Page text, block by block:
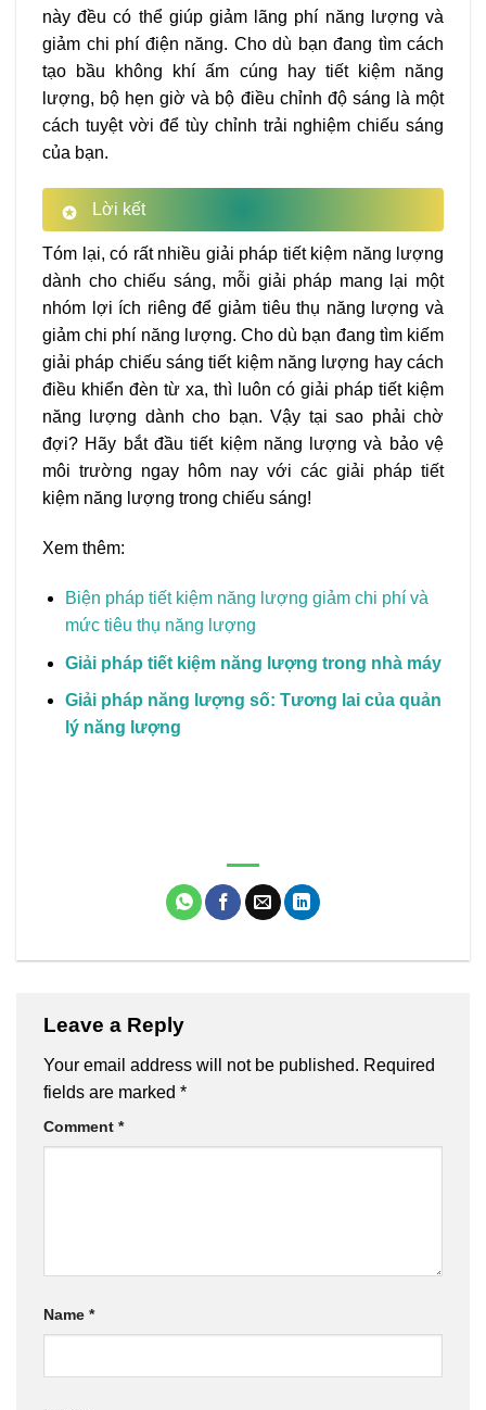
này đều có thể giúp giảm lãng phí năng lượng và
giảm chi phí điện năng. Cho dù bạn đang tìm cách
tạo bầu không khí ấm cúng hay tiết kiệm năng
lượng, bộ hẹn giờ và bộ điều chỉnh độ sáng là một
cách tuyệt vời để tùy chỉnh trải nghiệm chiếu sáng
của bạn.
Lời kết
Tóm lại, có rất nhiều giải pháp tiết kiệm năng lượng
dành cho chiếu sáng, mỗi giải pháp mang lại một
nhóm lợi ích riêng để giảm tiêu thụ năng lượng và
giảm chi phí năng lượng. Cho dù bạn đang tìm kiếm
giải pháp chiếu sáng tiết kiệm năng lượng hay cách
điều khiển đèn từ xa, thì luôn có giải pháp tiết kiệm
năng lượng dành cho bạn. Vậy tại sao phải chờ
đợi? Hãy bắt đầu tiết kiệm năng lượng và bảo vệ
môi trường ngay hôm nay với các giải pháp tiết
kiệm năng lượng trong chiếu sáng!
Xem thêm:
Biện pháp tiết kiệm năng lượng giảm chi phí và
mức tiêu thụ năng lượng
Giải pháp tiết kiệm năng lượng trong nhà máy
Giải pháp năng lượng số: Tương lai của quản
lý năng lượng
Leave a Reply
Your email address will not be published. Required
fields are marked *
Comment *
Name *